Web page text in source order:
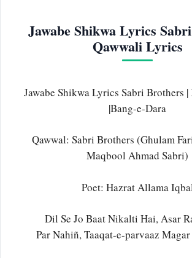
Jawabe Shikwa Lyrics
Qawwali Lyrics
Jawabe Shikwa Lyrics Sabri Brothers
|Bang-e-Dara
Qawwal: Sabri Brothers (Ghulam
Maqbool Ahmad Sabri)
Poet: Hazrat Allama Iqbal
Dil Se Jo Baat Nikalti Hai, Asar
Par Nahiñ, Taaqat-e-parvaaz